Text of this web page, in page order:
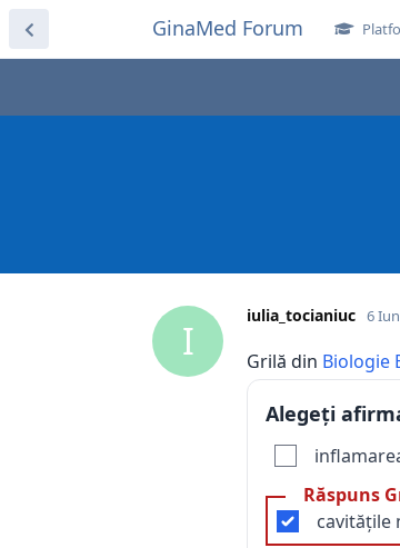
GinaMed Forum
I
iulia_tocianiuc 6